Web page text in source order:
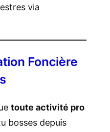
via
Foncière
toute activité pro
bosses depuis